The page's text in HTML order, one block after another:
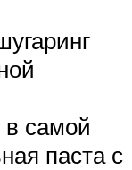
в самой
паста с